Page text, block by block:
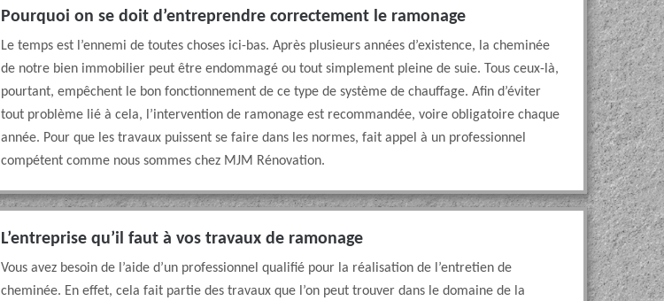
Pourquoi on se doit d’entreprendre correctement le ramonage
Le temps est l’ennemi de toutes choses ici-bas. Après plusieurs années d’existence, la cheminée
de notre bien immobilier peut être endommagé ou tout simplement pleine de suie. Tous ceux-là,
pourtant, empêchent le bon fonctionnement de ce type de système de chauffage. Afin d’éviter
tout problème lié à cela, l’intervention de ramonage est recommandée, voire obligatoire chaque
année. Pour que les travaux puissent se faire dans les normes, fait appel à un professionnel
compétent comme nous sommes chez MJM Rénovation.
L’entreprise qu’il faut à vos travaux de ramonage
Vous avez besoin de l’aide d’un professionnel qualifié pour la réalisation de l’entretien de
cheminée. En effet, cela fait partie des travaux que l’on peut trouver dans le domaine de la